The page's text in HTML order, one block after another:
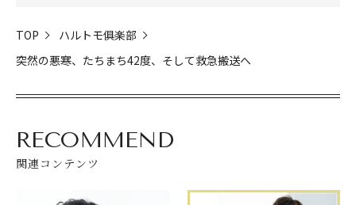
TOP
ハルトモ俱楽部
突然の悪寒、たちまち42度、そして救急搬送へ
RECOMMEND
関連コンテンツ